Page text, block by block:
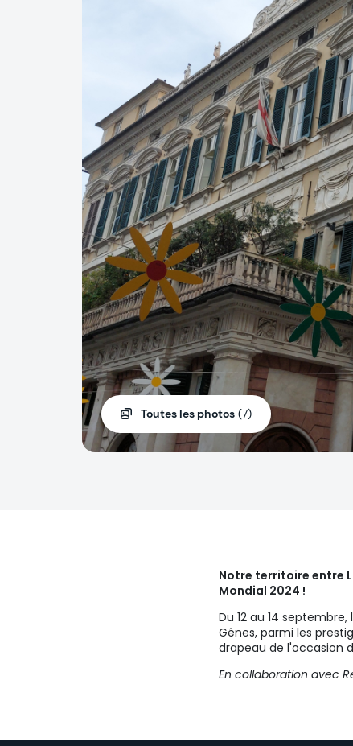
Toutes les photos (7)
Notre territoire entre
Mondial 2024 !
Du 12 au 14
Gênes, parmi les
drapeau de l'occasion
En collaboration avec